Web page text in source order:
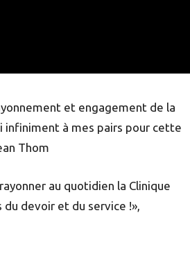
et engagement de la
infiniment à mes pairs pour cette
Thom
au quotidien la Clinique
devoir et du service !»,